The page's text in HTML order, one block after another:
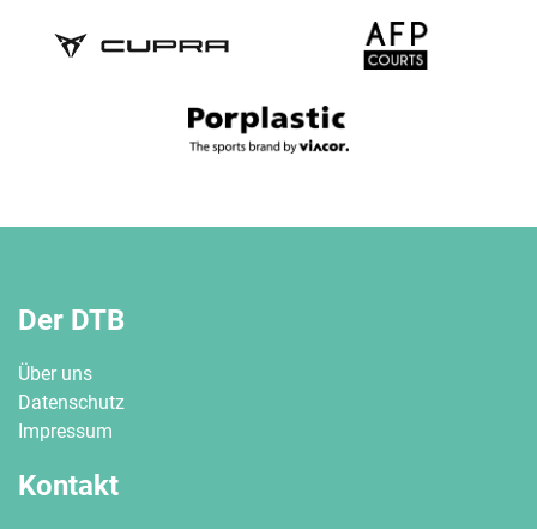
Der DTB
Über uns
Datenschutz
Impressum
Kontakt